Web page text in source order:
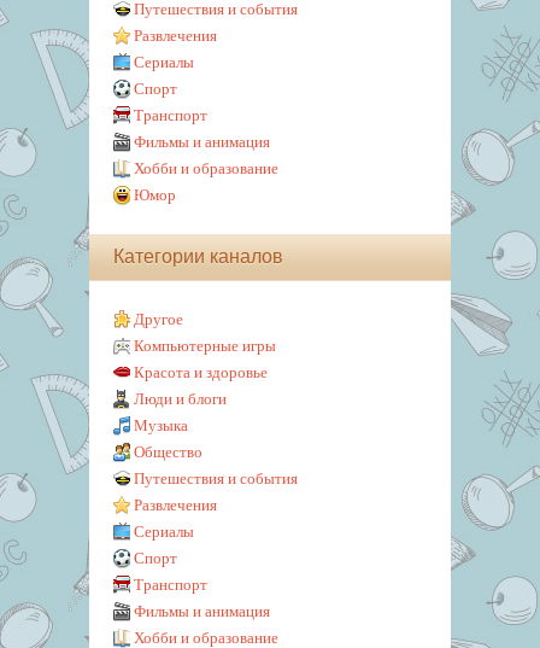
Путешествия и события
Развлечения
Сериалы
Спорт
Транспорт
Фильмы и анимация
Хобби и образование
Юмор
Категории каналов
Другое
Компьютерные игры
Красота и здоровье
Люди и блоги
Музыка
Общество
Путешествия и события
Развлечения
Сериалы
Спорт
Транспорт
Фильмы и анимация
Хобби и образование